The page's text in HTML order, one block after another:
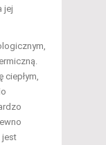
jej
ciepłym,
jest